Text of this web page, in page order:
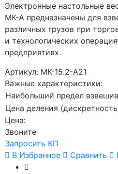
Электронные настольные
МК-А предназначены для
различных грузов при
и технологических
предприятиях.
Артикул: МК-15.2-А21
Важные характеристики:
Наибольший предел
Цена деления
Цена:
Звоните
Запросить КП
В Избранное
Сравнить